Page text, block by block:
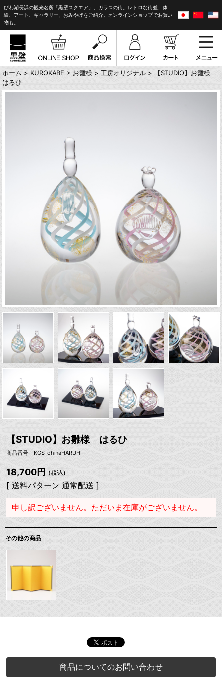
びわ湖長浜の観光名所「黒壁スクエア」。ガラスの街。レトロな街並、体
験、アート、ギャラリー、おみやげをご紹介。オンラインショップでお買い
物も。
ホーム > KUROKABE > お雛様 > 工房オリジナル > 【STUDIO】お雛様
はるひ
【STUDIO】お雛様 はるひ
商品番号 KGS-ohinaHARUHI
18,700円 (税込)
[ 送料パターン 通常配送 ]
申し訳ございません。ただいま在庫がございません。
その他の商品
商品についてのお問い合わせ